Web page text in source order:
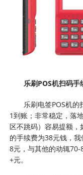
乐刷POS机扫码手
乐刷电签POS机
1到账；非常稳定，落
区不跳码）容易提额
的手续费为38元钱，
8元，与其他的动辄
+元。